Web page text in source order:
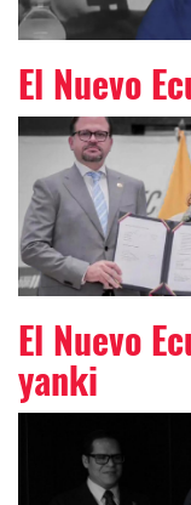
El Nuevo
El Nuevo
yanki